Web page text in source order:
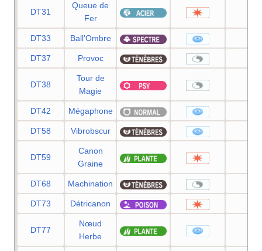
DT31
Queue de
Fer
DT33 Ball'Ombre
DT37 Provoc
DT38
Tour de
Magie
DT42 Mégaphone
DT58 Vibrobscur
DT59
Canon
Graine
DT68 Machination
DT73 Détricanon
DT77
Nœud
Herbe